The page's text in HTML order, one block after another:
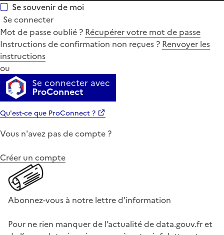
Se souvenir de moi
Se connecter
Mot de passe oublié ? Récupérer votre mot de passe
Instructions de confirmation non reçues ? Renvoyer les
instructions
ou
Se connecter avec
ProConnect
Qu'est-ce que ProConnect ?
Vous n'avez pas de compte ?
Créer un compte
Abonnez-vous à notre lettre d'information
Pour ne rien manquer de l’actualité de data.gouv.fr et